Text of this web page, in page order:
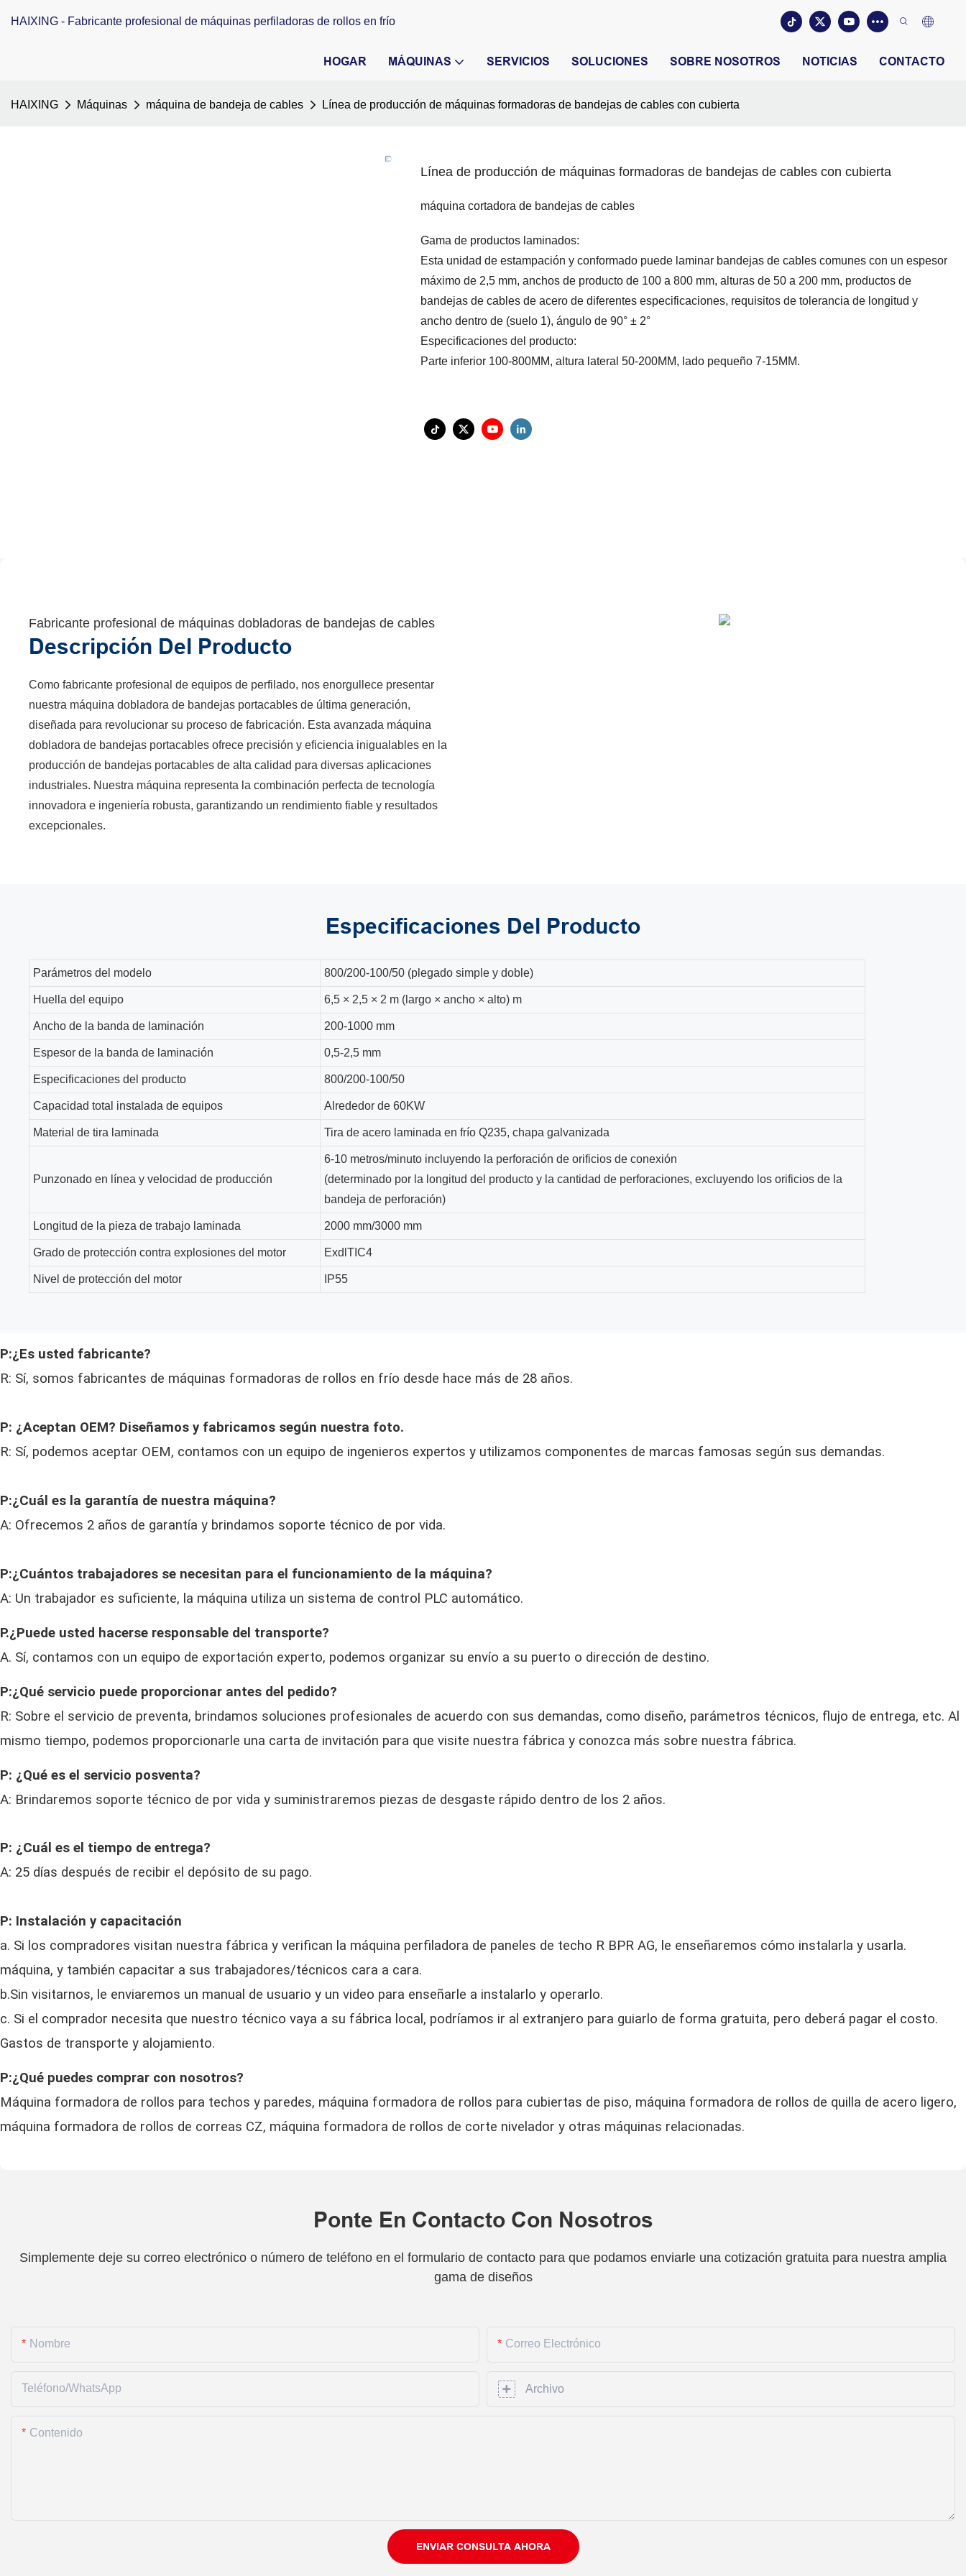
HAIXING - Fabricante profesional de máquinas perfiladoras de rollos en frío
HOGAR MÁQUINAS SERVICIOS SOLUCIONES SOBRE NOSOTROS NOTICIAS CONTACTO
HAIXING Máquinas máquina de bandeja de cables Línea de producción de máquinas formadoras de bandejas de cables con cubierta
Línea de producción de máquinas formadoras de bandejas de cables con cubierta
máquina cortadora de bandejas de cables
Gama de productos laminados:
Esta unidad de estampación y conformado puede laminar bandejas de cables comunes con un espesor
máximo de 2,5 mm, anchos de producto de 100 a 800 mm, alturas de 50 a 200 mm, productos de
bandejas de cables de acero de diferentes especificaciones, requisitos de tolerancia de longitud y
ancho dentro de (suelo 1), ángulo de 90° ± 2°
Especificaciones del producto:
Parte inferior 100-800MM, altura lateral 50-200MM, lado pequeño 7-15MM.
Fabricante profesional de máquinas dobladoras de bandejas de cables
Descripción Del Producto
Como fabricante profesional de equipos de perfilado, nos enorgullece presentar
nuestra máquina dobladora de bandejas portacables de última generación,
diseñada para revolucionar su proceso de fabricación. Esta avanzada máquina
dobladora de bandejas portacables ofrece precisión y eficiencia inigualables en la
producción de bandejas portacables de alta calidad para diversas aplicaciones
industriales. Nuestra máquina representa la combinación perfecta de tecnología
innovadora e ingeniería robusta, garantizando un rendimiento fiable y resultados
excepcionales.
Especificaciones Del Producto
Parámetros del modelo 800/200-100/50 (plegado simple y doble)
Huella del equipo 6,5 × 2,5 × 2 m (largo × ancho × alto) m
Ancho de la banda de laminación 200-1000 mm
Espesor de la banda de laminación 0,5-2,5 mm
Especificaciones del producto 800/200-100/50
Capacidad total instalada de equipos Alrededor de 60KW
Material de tira laminada Tira de acero laminada en frío Q235, chapa galvanizada
Punzonado en línea y velocidad de producción
6-10 metros/minuto incluyendo la perforación de orificios de conexión
(determinado por la longitud del producto y la cantidad de perforaciones, excluyendo los orificios de la
bandeja de perforación)
Longitud de la pieza de trabajo laminada 2000 mm/3000 mm
Grado de protección contra explosiones del motor ExdlTIC4
Nivel de protección del motor IP55
P:¿Es usted fabricante?
R: Sí, somos fabricantes de máquinas formadoras de rollos en frío desde hace más de 28 años.
P: ¿Aceptan OEM? Diseñamos y fabricamos según nuestra foto.
R: Sí, podemos aceptar OEM, contamos con un equipo de ingenieros expertos y utilizamos componentes de marcas famosas según sus demandas.
P:¿Cuál es la garantía de nuestra máquina?
A: Ofrecemos 2 años de garantía y brindamos soporte técnico de por vida.
P:¿Cuántos trabajadores se necesitan para el funcionamiento de la máquina?
A: Un trabajador es suficiente, la máquina utiliza un sistema de control PLC automático.
P.¿Puede usted hacerse responsable del transporte?
A. Sí, contamos con un equipo de exportación experto, podemos organizar su envío a su puerto o dirección de destino.
P:¿Qué servicio puede proporcionar antes del pedido?
R: Sobre el servicio de preventa, brindamos soluciones profesionales de acuerdo con sus demandas, como diseño, parámetros técnicos, flujo de entrega, etc. Al
mismo tiempo, podemos proporcionarle una carta de invitación para que visite nuestra fábrica y conozca más sobre nuestra fábrica.
P: ¿Qué es el servicio posventa?
A: Brindaremos soporte técnico de por vida y suministraremos piezas de desgaste rápido dentro de los 2 años.
P: ¿Cuál es el tiempo de entrega?
A: 25 días después de recibir el depósito de su pago.
P: Instalación y capacitación
a. Si los compradores visitan nuestra fábrica y verifican la máquina perfiladora de paneles de techo R BPR AG, le enseñaremos cómo instalarla y usarla.
máquina, y también capacitar a sus trabajadores/técnicos cara a cara.
b.Sin visitarnos, le enviaremos un manual de usuario y un video para enseñarle a instalarlo y operarlo.
c. Si el comprador necesita que nuestro técnico vaya a su fábrica local, podríamos ir al extranjero para guiarlo de forma gratuita, pero deberá pagar el costo.
Gastos de transporte y alojamiento.
P:¿Qué puedes comprar con nosotros?
Máquina formadora de rollos para techos y paredes, máquina formadora de rollos para cubiertas de piso, máquina formadora de rollos de quilla de acero ligero,
máquina formadora de rollos de correas CZ, máquina formadora de rollos de corte nivelador y otras máquinas relacionadas.
Ponte En Contacto Con Nosotros
Simplemente deje su correo electrónico o número de teléfono en el formulario de contacto para que podamos enviarle una cotización gratuita para nuestra amplia
gama de diseños
Nombre Correo Electrónico
Teléfono/WhatsApp Archivo
Contenido
ENVIAR CONSULTA AHORA